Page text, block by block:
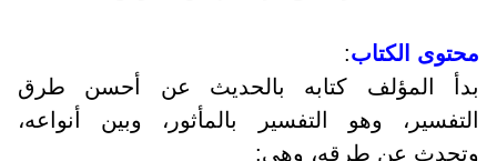
محتوى الكتاب:
بدأ المؤلف كتابه بالحديث عن أحسن طرق
التفسير، وهو التفسير بالمأثور، وبين أنواعه،
وتحدث عن طرقه، وهي: